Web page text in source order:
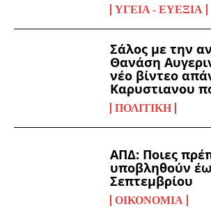
ΥΓΕΊΑ - ΕΥΕΞΊΑ
Σάλος με την
Θανάση
νέο βίντεο
Καρυστιανου
ΠΟΛΙΤΙΚΉ
ΑΠΔ: Ποιες
υποβληθούν
Σεπτεμβρίου
ΟΙΚΟΝΟΜΊΑ